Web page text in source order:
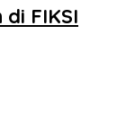
FIKSI